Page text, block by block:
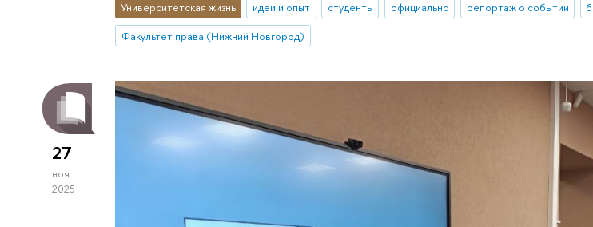
Университетская жизнь идеи и опыт студенты официально репортаж о событии
Факультет права (Нижний Новгород)
27
ноя
2025